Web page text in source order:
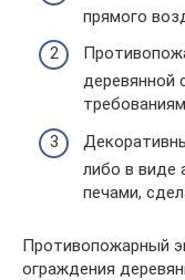
прямого
деревянной
либо в виде
печами,
Противопожарный
ограждения